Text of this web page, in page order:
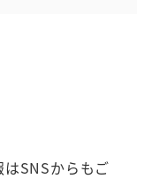
SNSからもご